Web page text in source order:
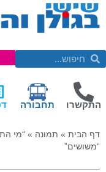
התקשרו תחבורה
דף הבית » תמונה » “מי
“משושים”